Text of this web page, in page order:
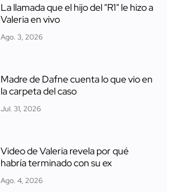
La llamada que el hijo del "R1" le hizo a
Valeria en vivo
Ago. 3, 2026
Madre de Dafne cuenta lo que vio en
la carpeta del caso
Jul. 31, 2026
Video de Valeria revela por qué
habría terminado con su ex
Ago. 4, 2026